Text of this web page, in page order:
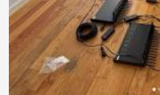
Κοινωνία
Πολιτική
Οικονομία